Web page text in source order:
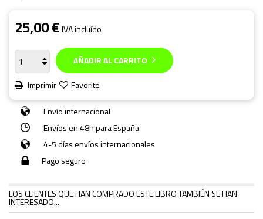
25,00 €IVA incluído
AÑADIR AL CARRITO
Imprimir
Favorite
Envío internacional
Envíos en 48h para España
4-5 días envíos internacionales
Pago seguro
LOS CLIENTES QUE HAN COMPRADO ESTE LIBRO TAMBIÉN SE HAN
INTERESADO...